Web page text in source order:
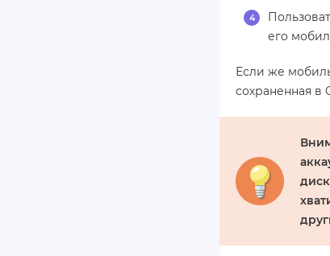
его
Если же
сохраненная в